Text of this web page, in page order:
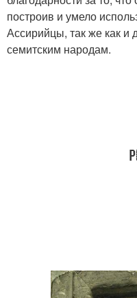
построив и умело
Ассирийцы, так же как и
семитским народам.